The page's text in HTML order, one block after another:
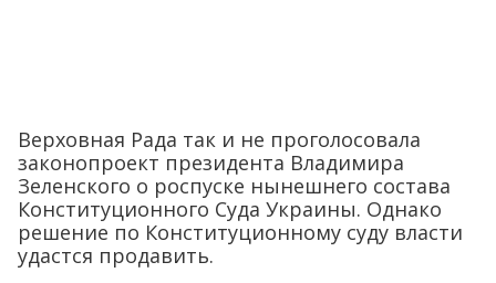
Верховная Рада так и не проголосовала
законопроект президента Владимира
Зеленского о роспуске нынешнего состава
Конституционного Суда Украины. Однако
решение по Конституционному суду власти
удастся продавить.